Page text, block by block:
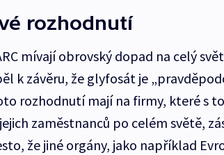
rozhodnutí
mívají obrovský dopad na celý
k závěru, že glyfosát je
rozhodnutí mají na firmy, které s
zaměstnanců po celém světě,
že jiné orgány, jako například